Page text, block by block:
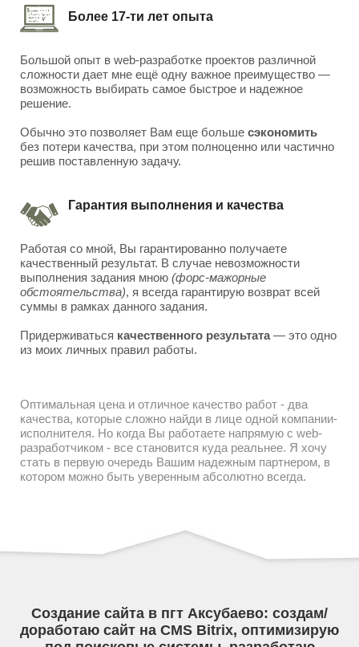
Более 17-ти лет опыта
Большой опыт в web-разработке проектов различной
сложности дает мне ещё одну важное преимущество —
возможность выбирать самое быстрое и надежное
решение.
Обычно это позволяет Вам еще больше сэкономить
без потери качества, при этом полноценно или частично
решив поставленную задачу.
Гарантия выполнения и качества
Работая со мной, Вы гарантированно получаете
качественный результат. В случае невозможности
выполнения задания мною (форс-мажорные
обстоятельства), я всегда гарантирую возврат всей
суммы в рамках данного задания.
Придерживаться качественного результата— это одно
из моих личных правил работы.
Оптимальная цена и отличное качество работ - два
качества, которые сложно найди в лице одной компании-
исполнителя. Но когда Вы работаете напрямую с web-
разработчиком - все становится куда реальнее. Я хочу
стать в первую очередь Вашим надежным партнером, в
котором можно быть уверенным абсолютно всегда.
Создание сайта в пгт Аксубаево: создам/
доработаю сайт на CMS Bitrix, оптимизирую